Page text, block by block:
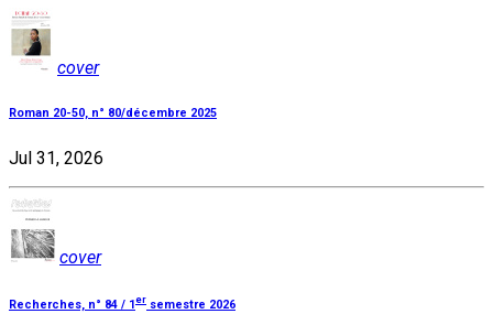
cover
Roman 20-50, n° 80/décembre 2025
Jul 31, 2026
cover
Recherches, n° 84 / 1 er semestre 2026